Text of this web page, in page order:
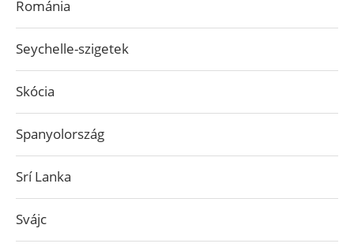
Románia
Seychelle-szigetek
Skócia
Spanyolország
Srí Lanka
Svájc